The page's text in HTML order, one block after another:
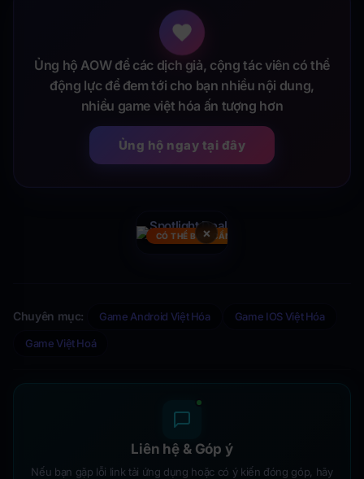
Ủng hộ AOW để các dịch giả, cộng tác viên có thể
động lực để đem tới cho bạn nhiều nội dung,
nhiều game việt hóa ấn tượng hơn
Ủng hộ ngay tại đây
×
CÓ THỂ BẠN CẦN
Chuyên mục: Game Android Việt Hóa Game IOS Việt Hóa
Game Việt Hoá
Liên hệ & Góp ý
Nếu bạn gặp lỗi link tải ứng dụng hoặc có ý kiến đóng góp, hãy